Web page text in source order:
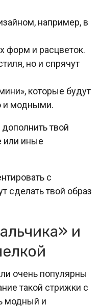
например, в
форм и расцветок.
но и спрячут
которые будут
и модными.
твой
или иные
с
сделать твой образ
и
очень популярны
такой стрижки с
модный и